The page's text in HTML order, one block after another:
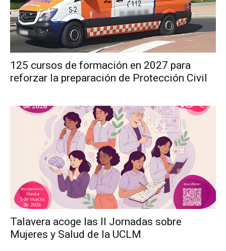
125 cursos de formación en 2027 para
reforzar la preparación de Protección Civil
Talavera acoge las II Jornadas sobre
Mujeres y Salud de la UCLM